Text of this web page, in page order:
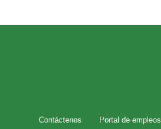
Contáctenos Portal de empleos